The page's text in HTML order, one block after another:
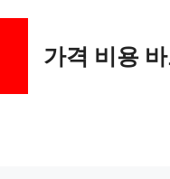
가격 비용